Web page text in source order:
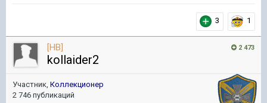
3 1
2 473
[HB]
kollaider2
Участник, Коллекционер
2 746 публикаций